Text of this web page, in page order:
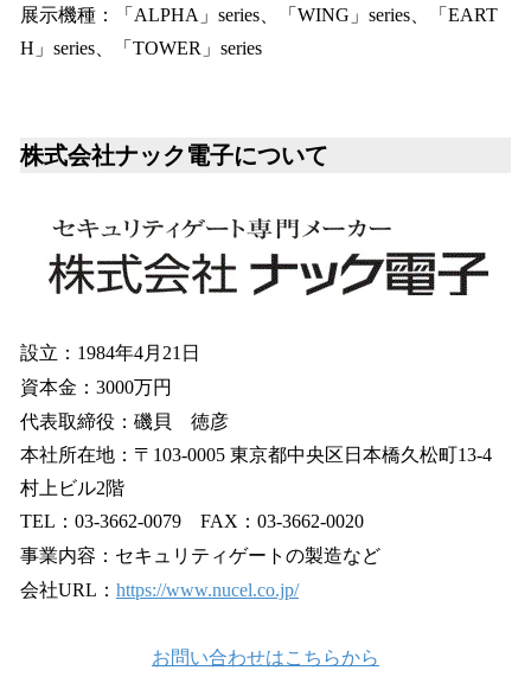
展示機種：「ALPHA」series、「WING」series、「EART
H」series、「TOWER」series
株式会社ナック電子について
設立：1984年4月21日
資本金：3000万円
代表取締役：磯貝 徳彦
本社所在地：〒103-0005 東京都中央区日本橋久松町13-4
村上ビル2階
TEL：03-3662-0079 FAX：03-3662-0020
事業内容：セキュリティゲートの製造など
会社URL： https://www.nucel.co.jp/
お問い合わせはこちらから